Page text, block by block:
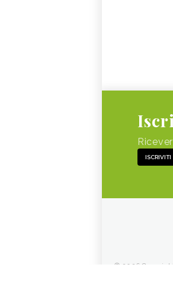
ISCRIVITI
© 2026